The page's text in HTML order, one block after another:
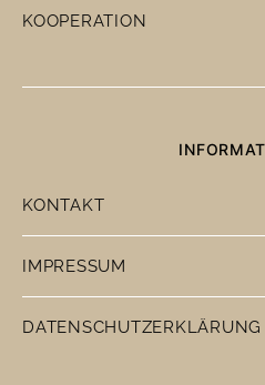
KOOPERATION
KONTAKT
IMPRESSUM
DATENSCHUTZERKLÄRUNG